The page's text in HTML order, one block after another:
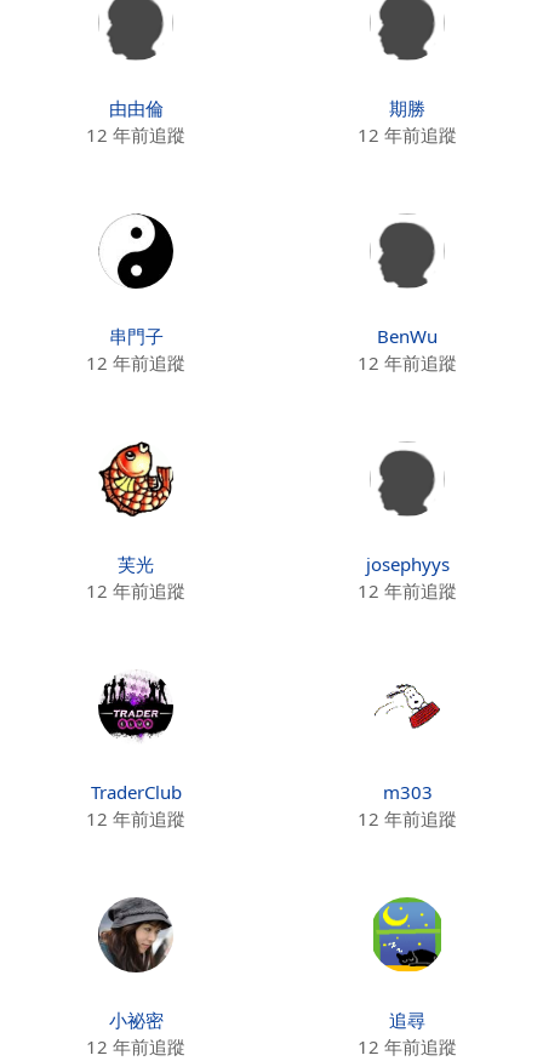
由由倫
12 年前追蹤
期勝
12 年前追蹤
串門子
12 年前追蹤
BenWu
12 年前追蹤
芙光
12 年前追蹤
josephyys
12 年前追蹤
TraderClub
12 年前追蹤
m303
12 年前追蹤
小祕密
12 年前追蹤
追尋
12 年前追蹤